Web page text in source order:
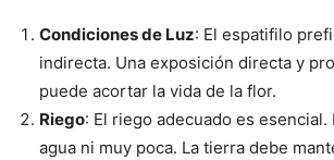
Condiciones de Luz: El espatifilo
indirecta. Una exposición directa y
puede acortar la vida de la flor.
Riego: El riego adecuado es esencial.
agua ni muy poca. La tierra debe